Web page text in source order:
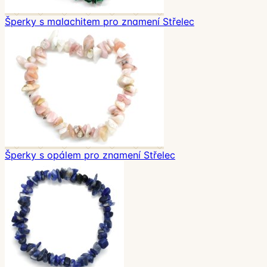
Šperky s malachitem pro znamení Střelec
Šperky s opálem pro znamení Střelec